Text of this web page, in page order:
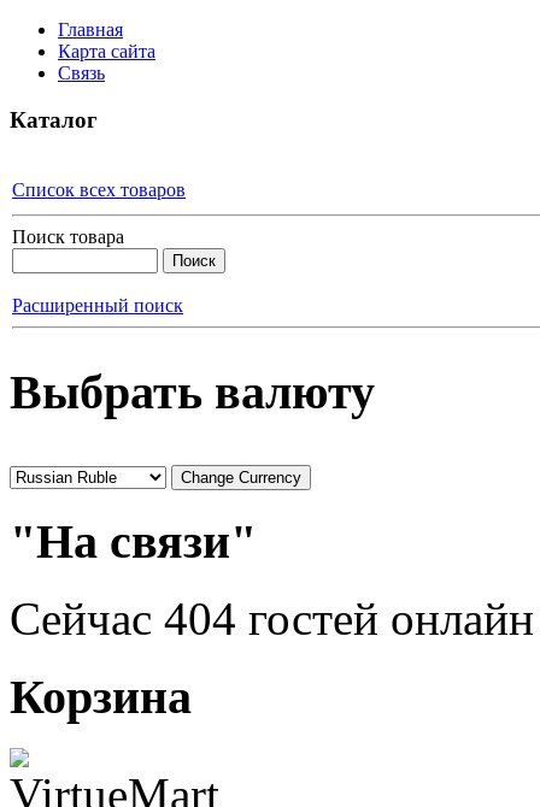
Главная
Карта сайта
Связь
Каталог
Список всех товаров
Поиск товара
Расширенный поиск
Выбрать валюту
"На связи"
Сейчас 404 гостей онлайн
Корзина